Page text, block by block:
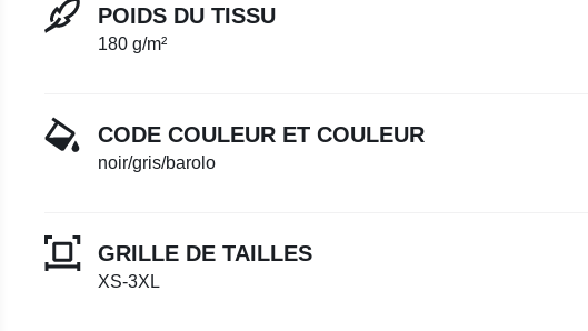
POIDS DU TISSU
180 g/m²
CODE COULEUR ET COULEUR
noir/gris/barolo
GRILLE DE TAILLES
XS-3XL